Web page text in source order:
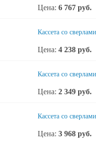
Цена: 6 767 руб.
Кассета со
Цена: 4 238 руб.
Кассета со
Цена: 2 349 руб.
Кассета со
Цена: 3 968 руб.